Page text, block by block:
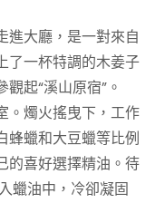
大廳，是一對來自
了一杯特調的木姜子
起“溪山原宿”。
燭火搖曳下，工作
蜂蠟和大豆蠟等比例
的喜好選擇精油。待
蠟油中，冷卻凝固